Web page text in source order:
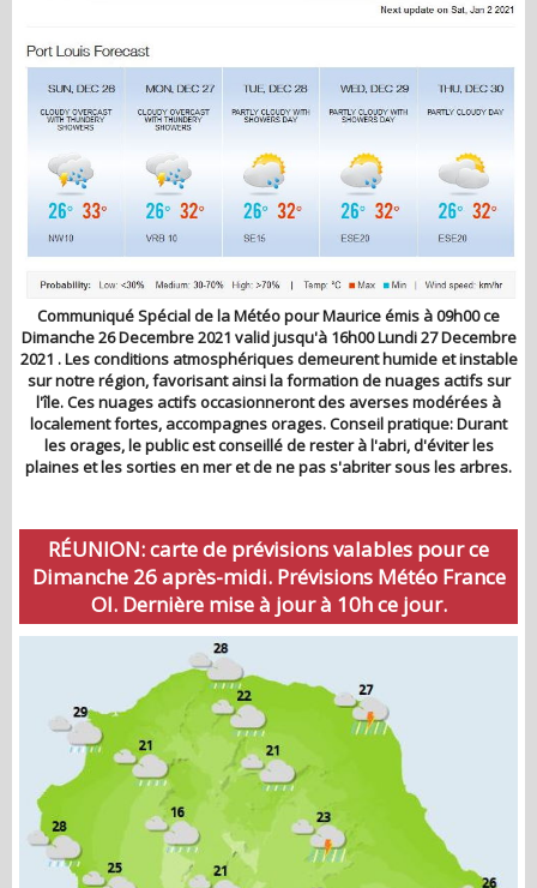
Communiqué Spécial de la Météo pour Maurice émis à 09h00 ce
Dimanche 26 Decembre 2021 valid jusqu'à 16h00 Lundi 27 Decembre
2021 . Les conditions atmosphériques demeurent humide et instable
sur notre région, favorisant ainsi la formation de nuages actifs sur
l'île. Ces nuages actifs occasionneront des averses modérées à
localement fortes, accompagnes orages. Conseil pratique: Durant
les orages, le public est conseillé de rester à l'abri, d'éviter les
plaines et les sorties en mer et de ne pas s'abriter sous les arbres.
RÉUNION: carte de prévisions valables pour ce
Dimanche 26 après-midi. Prévisions Météo France
OI. Dernière mise à jour à 10h ce jour.